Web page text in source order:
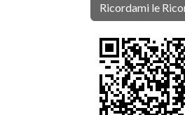
Ricordami le